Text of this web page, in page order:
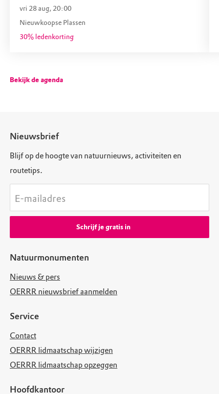
vri 28 aug, 20:00
Nieuwkoopse Plassen
30% ledenkorting
Bekijk de agenda
Natuurmonumenten
Nieuws & pers
OERRR nieuwsbrief aanmelden
Service
Contact
OERRR lidmaatschap wijzigen
OERRR lidmaatschap opzeggen
Hoofdkantoor
Nieuwsbrief
Blijf op de hoogte van natuurnieuws, activiteiten en
routetips.
E-mailadres
Schrijf je gratis in